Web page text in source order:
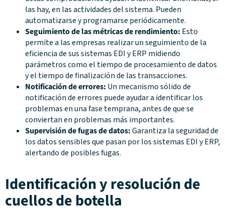
las hay, en las actividades del sistema. Pueden
automatizarse y programarse periódicamente.
Seguimiento de las métricas de rendimiento: Esto
permite a las empresas realizar un seguimiento de la
eficiencia de sus sistemas EDI y ERP midiendo
parámetros como el tiempo de procesamiento de datos
y el tiempo de finalización de las transacciones.
Notificación de errores: Un mecanismo sólido de
notificación de errores puede ayudar a identificar los
problemas en una fase temprana, antes de que se
conviertan en problemas más importantes.
Supervisión de fugas de datos:Garantiza la seguridad de
los datos sensibles que pasan por los sistemas EDI y ERP,
alertando de posibles fugas.
Identificación y resolución de
cuellos de botella